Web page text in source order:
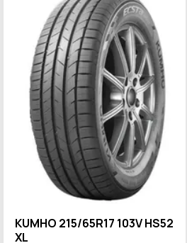
KUMHO 215/65R17 103V HS52
XL